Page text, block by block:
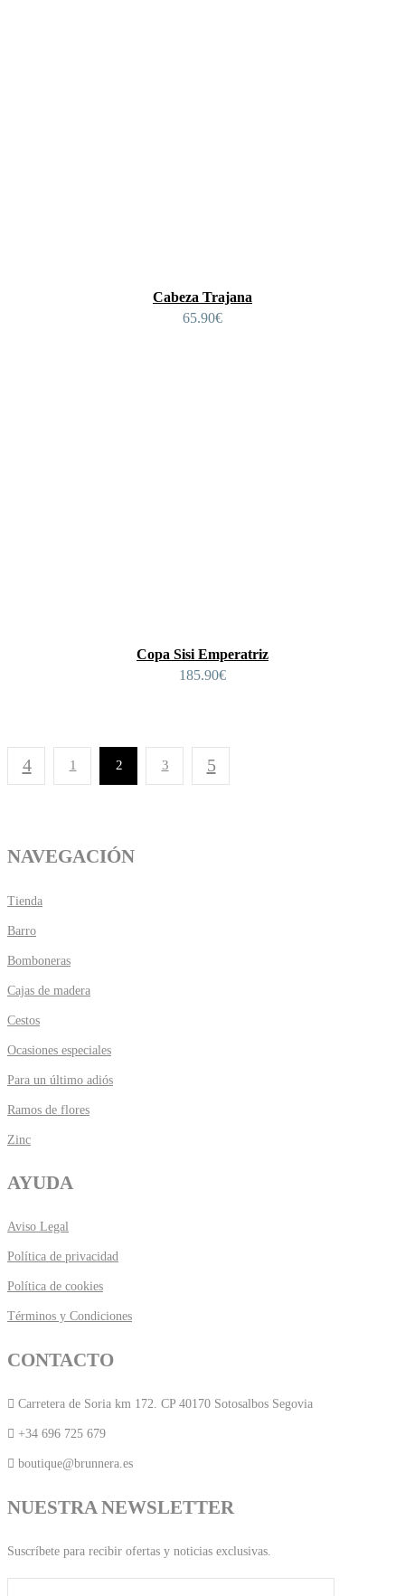
Cabeza Trajana
65.90€
Copa Sisi Emperatriz
185.90€
1 2 3
NAVEGACIÓN
Tienda
Barro
Bomboneras
Cajas de madera
Cestos
Ocasiones especiales
Para un último adiós
Ramos de flores
Zinc
AYUDA
Aviso Legal
Política de privacidad
Política de cookies
Términos y Condiciones
CONTACTO
Carretera de Soria km 172. CP 40170 Sotosalbos Segovia
+34 696 725 679
boutique@brunnera.es
NUESTRA NEWSLETTER
Suscríbete para recibir ofertas y noticias exclusivas.